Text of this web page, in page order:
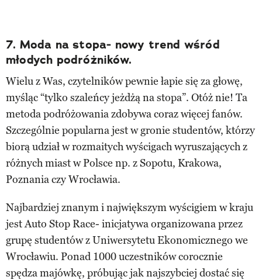
7. Moda na stopa- nowy trend wśród
młodych podróżników.
Wielu z Was, czytelników pewnie łapie się za głowę,
myśląc “tylko szaleńcy jeżdżą na stopa”. Otóż nie! Ta
metoda podróżowania zdobywa coraz więcej fanów.
Szczególnie popularna jest w gronie studentów, którzy
biorą udział w rozmaitych wyścigach wyruszających z
różnych miast w Polsce np. z Sopotu, Krakowa,
Poznania czy Wrocławia.
Najbardziej znanym i największym wyścigiem w kraju
jest Auto Stop Race- inicjatywa organizowana przez
grupę studentów z Uniwersytetu Ekonomicznego we
Wrocławiu. Ponad 1000 uczestników corocznie
spędza majówkę, próbując jak najszybciej dostać się